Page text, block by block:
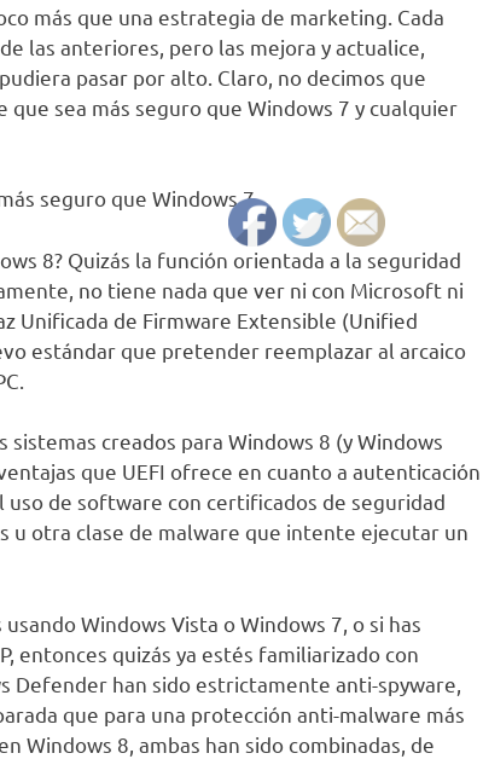
más que una estrategia de marketing. Cada
las anteriores, pero las mejora y actualice,
pasar por alto. Claro, no decimos que
sea más seguro que Windows 7 y cualquier
seguro que Windows 7.
8? Quizás la función orientada a la seguridad
no tiene nada que ver ni con Microsoft ni
Unificada de Firmware Extensible (Unified
estándar que pretender reemplazar al arcaico
creados para Windows 8 (y Windows
que UEFI ofrece en cuanto a autenticación
de software con certificados de seguridad
u otra clase de malware que intente ejecutar un
Windows Vista o Windows 7, o si has
entonces quizás ya estés familiarizado con
Defender han sido estrictamente anti-spyware,
que para una protección anti-malware más
Windows 8, ambas han sido combinadas, de